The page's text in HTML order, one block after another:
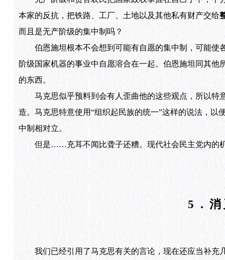
本家的反抗，把铁路、工厂、土地以及其他私有财产交给
而且是无产阶级的集中制吗？
伯恩施坦根本不会想到可能有自愿的集中制，可能使
阶级国家机器的事业中自愿溶合在一起。伯恩施坦同其
的东西。
马克思似乎预料到会有人歪曲他的这些观点，所以特
造。马克思特意使用“组织起民族的统一”这样的说法，
中制相对立。
但是……充耳不闻比聋子还糟。现代社会民主党内的机
5．
我们已经引用了马克思有关的言论，现在还应当补充